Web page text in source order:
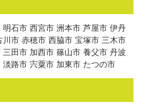
石市 西宮市 洲本市 芦屋市 伊丹
市 赤穂市 西脇市 宝塚市 三木市
田市 加西市 篠山市 養父市 丹波
路市 宍粟市 加東市 たつの市